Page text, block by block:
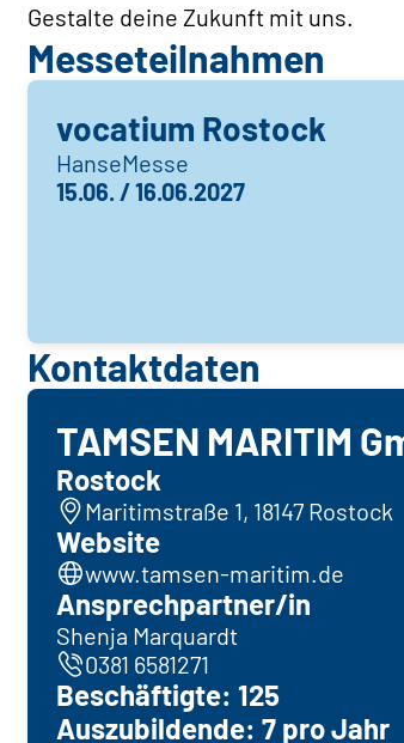
Gestalte deine Zukunft mit uns.
Messeteilnahmen
vocatium Rostock
HanseMesse
15.06. / 16.06.2027
Kontaktdaten
TAMSEN MARITIM
Rostock
Maritimstraße 1, 18147 Rostock
Website
www.tamsen-maritim.de
Ansprechpartner/in
Shenja Marquardt
0381 6581271
Beschäftigte: 125
Auszubildende: 7 pro Jahr